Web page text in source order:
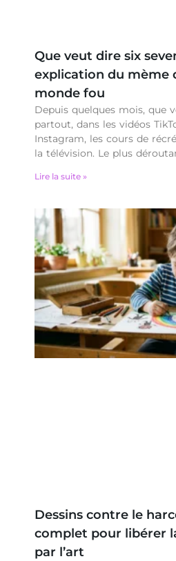
Que veut dire six
explication du mème
monde fou
Depuis quelques mois, que
partout, dans les vidéos
Instagram, les cours de
la télévision. Le plus
Lire la suite »
Dessins contre le
complet pour libérer
par l’art